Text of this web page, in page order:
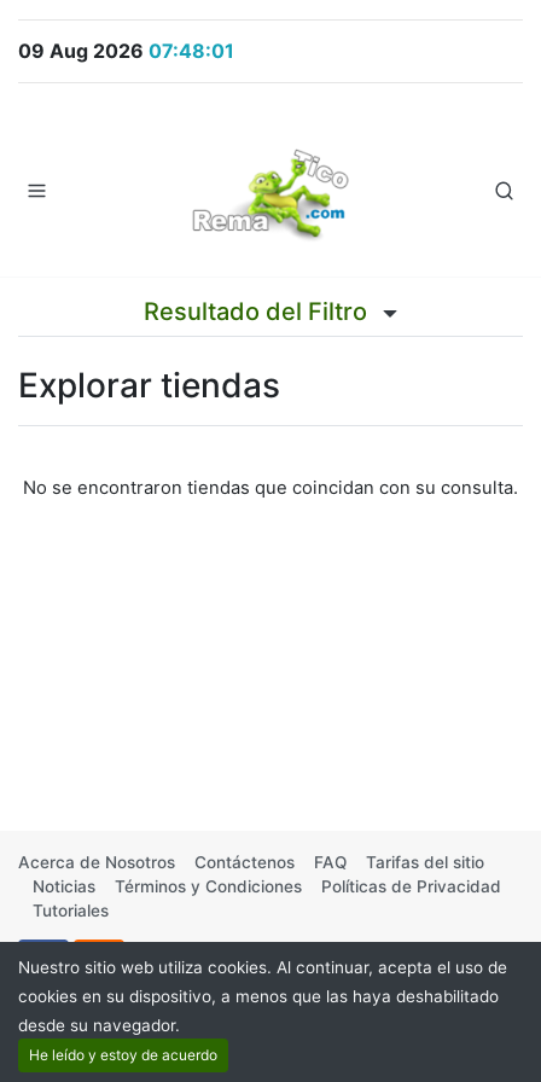
09 Aug 2026 07:48:01
Resultado del Filtro
Explorar tiendas
No se encontraron tiendas que coincidan con su consulta.
Acerca de Nosotros Contáctenos FAQ
Tarifas del sitio
Noticias
Términos y Condiciones
Políticas de Privacidad
Tutoriales
Nuestro sitio web utiliza cookies. Al continuar, acepta el uso de
cookies en su dispositivo, a menos que las haya deshabilitado
desde su navegador.
He leído y estoy de acuerdo